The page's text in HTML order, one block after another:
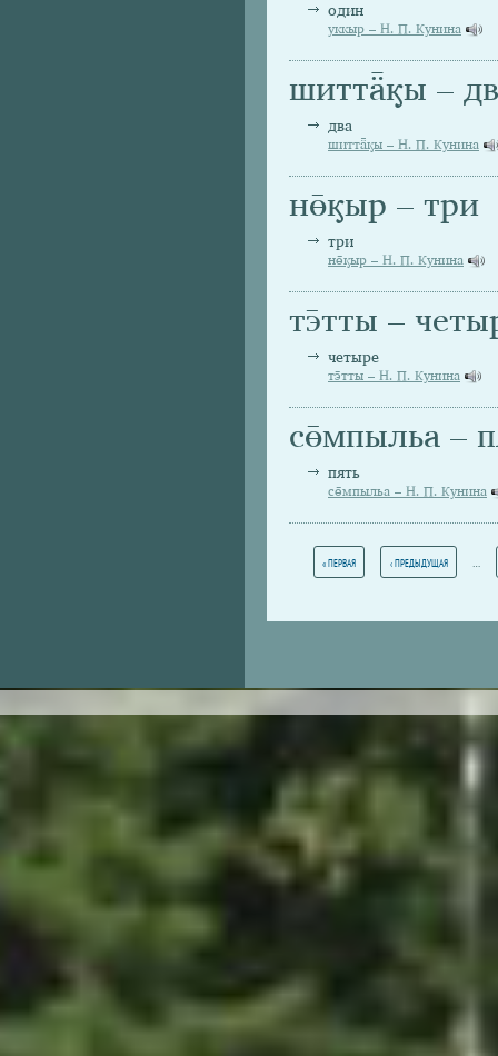
один
уккыр – Н. П. Кунина
шиттǟӄы –
два
шиттǟӄы – Н. П. Кунина
нө̄ӄыр – три
три
нө̄ӄыр – Н. П. Кунина
тэ̄тты –
четыре
тэ̄тты – Н. П. Кунина
сө̄мпыльа –
пять
сө̄мпыльа – Н. П. Кунина
Страницы
« ПЕРВАЯ ‹ ПРЕДЫДУЩАЯ